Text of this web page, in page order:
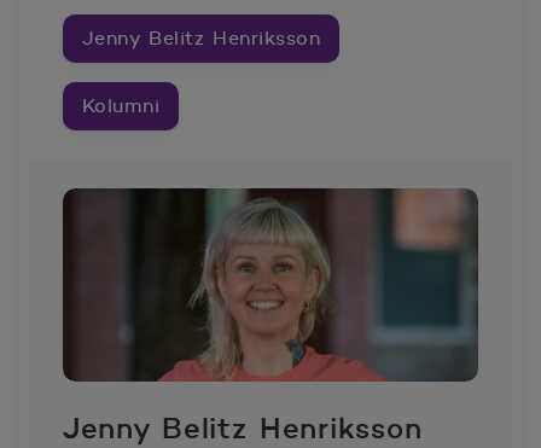
Jenny Belitz Henriksson
Kolumni
Jenny Belitz Henriksson